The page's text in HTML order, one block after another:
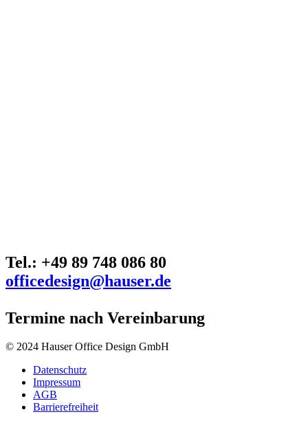
Tel.: +49 89 748 086 80
officedesign@hauser.de
Termine nach Vereinbarung
© 2024 Hauser Office Design GmbH
Datenschutz
Impressum
AGB
Barrierefreiheit